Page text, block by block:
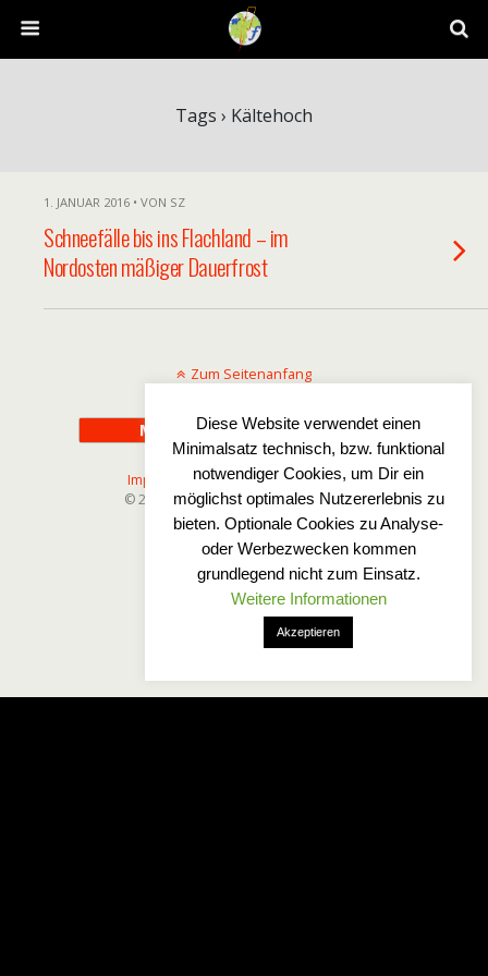
Tags › Kältehoch
1. JANUAR 2016 • VON SZ
Schneefälle bis ins Flachland – im
Nordosten mäßiger Dauerfrost
Zum Seitenanfang
Mobil Desktop
Impressum-Disclaimer-Datenschutz
© 2025 Wetterfreaks-Norddeutschland
Diese Website verwendet einen
Minimalsatz technisch, bzw. funktional
notwendiger Cookies, um Dir ein
möglichst optimales Nutzererlebnis zu
bieten. Optionale Cookies zu Analyse-
oder Werbezwecken kommen
grundlegend nicht zum Einsatz.
Weitere Informationen
Akzeptieren